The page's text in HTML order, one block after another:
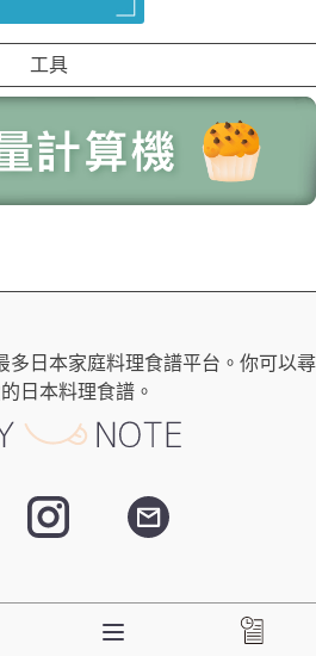
工具
多日本家庭料理食譜平台。你可以尋
日本料理食譜。
式家庭料理 | tasty-note | 每天都有新
Rights Reserved. -
Toggle navigation